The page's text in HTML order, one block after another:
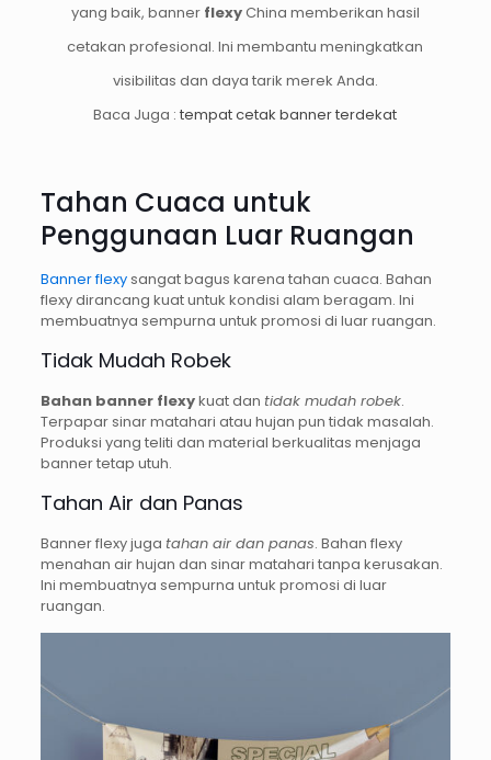
yang baik, banner flexyChina memberikan hasil
cetakan profesional. Ini membantu meningkatkan
visibilitas dan daya tarik merek Anda.
Baca Juga :tempat cetak banner terdekat
Tahan Cuaca untuk
Penggunaan Luar Ruangan
Banner flexysangat bagus karena tahan cuaca. Bahan
flexy dirancang kuat untuk kondisi alam beragam. Ini
membuatnya sempurna untuk promosi di luar ruangan.
Tidak Mudah Robek
Bahan banner flexykuat dan tidak mudah robek.
Terpapar sinar matahari atau hujan pun tidak masalah.
Produksi yang teliti dan material berkualitas menjaga
banner tetap utuh.
Tahan Air dan Panas
Banner flexy juga tahan air dan panas. Bahan flexy
menahan air hujan dan sinar matahari tanpa kerusakan.
Ini membuatnya sempurna untuk promosi di luar
ruangan.